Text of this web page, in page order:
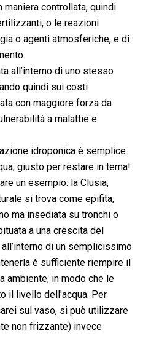
controllata, quindi
o le reazioni
o agenti atmosferiche, e di
all’interno di uno stesso
quindi sui costi
con maggiore forza da
a malattie e
idroponica è semplice
giusto per restare in tema!
un esempio: la Clusia,
si trova come epifita,
ma insediata su tronchi o
a una crescita del
di un semplicissimo
è sufficiente riempire il
ambiente, in modo che le
il livello dell'acqua. Per
sul vaso, si può utilizzare
non frizzante) invece